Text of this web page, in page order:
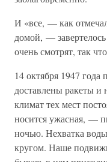
И «все, — как
домой, —
очень смотрят, так
14 октября 1947
доставлены ракеты и
климат тех мест
носится ужасная, —
ночью. Нехватка
кругом. Наше